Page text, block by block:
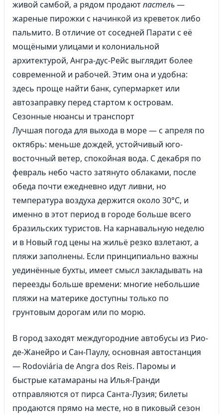
живой самбой, а рядом продаютпастель—
жареные пирожки с начинкой из креветок либо
пальмито. В отличие от соседней Парати с её
мощёными улицами и колониальной
архитектурой, Ангра-дус-Рейс выглядит более
современной и рабочей. Этим она и удобна:
здесь проще найти банк, супермаркет или
автозаправку перед стартом к островам.
Сезонные нюансы и транспорт
Лучшая погода для выхода в море — с апреля по
октябрь: меньше дождей, устойчивый юго-
восточный ветер, спокойная вода. С декабря по
февраль небо часто затянуто облаками, после
обеда почти ежедневно идут ливни, но
температура воздуха держится около 30°C, и
именно в этот период в городе больше всего
бразильских туристов. На карнавальную неделю
и в Новый год цены на жильё резко взлетают, а
пляжи заполнены. Если принципиально важны
уединённые бухты, имеет смысл закладывать на
переезды больше времени: многие небольшие
пляжи на материке доступны только по
грунтовым дорогам или по морю.
В город заходят междугородние автобусы из Рио-
де-Жанейро и Сан-Паулу, основная автостанция
— Rodoviária de Angra dos Reis. Паромы и
быстрые катамараны на Илья-Гранди
отправляются от пирса Санта-Лузия; билеты
продаются прямо на месте, но в пиковый сезон